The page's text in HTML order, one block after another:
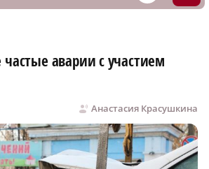
аварии с участием
Анастасия Красушкина